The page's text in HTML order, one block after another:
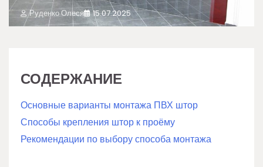
Руденко Олеся 15.07.2025
СОДЕРЖАНИЕ
Основные варианты монтажа ПВХ штор
Способы крепления штор к проёму
Рекомендации по выбору способа монтажа